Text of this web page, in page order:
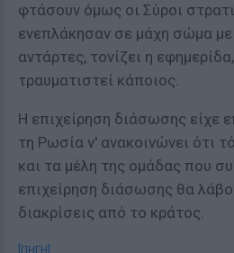
φτάσουν όμως οι Σύροι
ενεπλάκησαν σε μάχη σώμα
αντάρτες, τονίζει η
τραυματιστεί κάποιος.
Η επιχείρηση διάσωσης είχε
τη Ρωσία ν' ανακοινώνει ότι
και τα μέλη της ομάδας που
επιχείρηση διάσωσης θα
διακρίσεις από το κράτος.
[ΠΗΓΗ]